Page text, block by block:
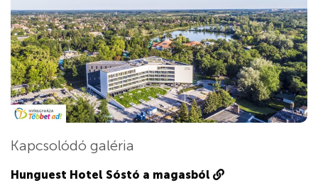
Kapcsolódó galéria
Hunguest Hotel Sóstó a magasból